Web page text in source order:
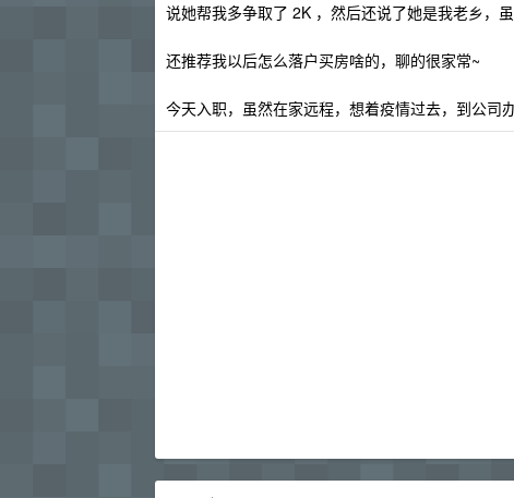
说她帮我多争取了 2K ，然后还说了她是我老乡，
还推荐我以后怎么落户买房啥的，聊的很家常~
今天入职，虽然在家远程，想着疫情过去，到公司